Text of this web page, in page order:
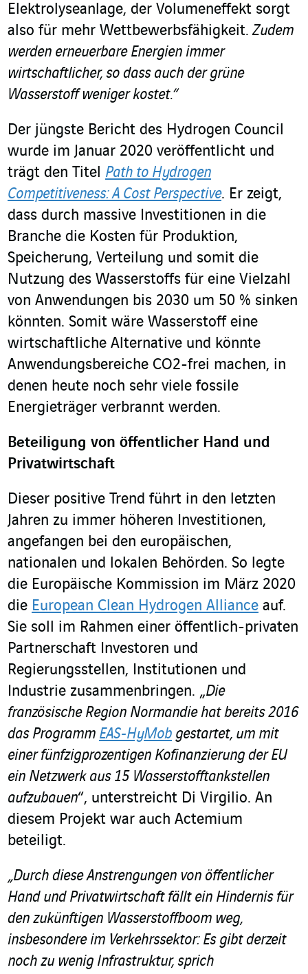
Elektrolyseanlage, der Volumeneffekt sorgt
also für mehr Wettbewerbsfähigkeit. Zudem
werden erneuerbare Energien immer
wirtschaftlicher, so dass auch der grüne
Wasserstoff weniger kostet.“
Der jüngste Bericht des Hydrogen Council
wurde im Januar 2020 veröffentlicht und
trägt den Titel Path to Hydrogen
Competitiveness: A Cost Perspective. Er zeigt,
dass durch massive Investitionen in die
Branche die Kosten für Produktion,
Speicherung, Verteilung und somit die
Nutzung des Wasserstoffs für eine Vielzahl
von Anwendungen bis 2030 um 50 % sinken
könnten. Somit wäre Wasserstoff eine
wirtschaftliche Alternative und könnte
Anwendungsbereiche CO2-frei machen, in
denen heute noch sehr viele fossile
Energieträger verbrannt werden.
Beteiligung von öffentlicher Hand und
Privatwirtschaft
Dieser positive Trend führt in den letzten
Jahren zu immer höheren Investitionen,
angefangen bei den europäischen,
nationalen und lokalen Behörden. So legte
die Europäische Kommission im März 2020
die European Clean Hydrogen Alliance auf.
Sie soll im Rahmen einer öffentlich-privaten
Partnerschaft Investoren und
Regierungsstellen, Institutionen und
Industrie zusammenbringen. „Die
französische Region Normandie hat bereits 2016
das Programm EAS-HyMob gestartet, um mit
einer fünfzigprozentigen Kofinanzierung der EU
ein Netzwerk aus 15 Wasserstofftankstellen
aufzubauen“, unterstreicht Di Virgilio. An
diesem Projekt war auch Actemium
beteiligt.
„Durch diese Anstrengungen von öffentlicher
Hand und Privatwirtschaft fällt ein Hindernis für
den zukünftigen Wasserstoffboom weg,
insbesondere im Verkehrssektor: Es gibt derzeit
noch zu wenig Infrastruktur, sprich